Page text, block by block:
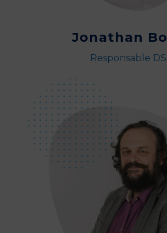
Jonathan
Responsable